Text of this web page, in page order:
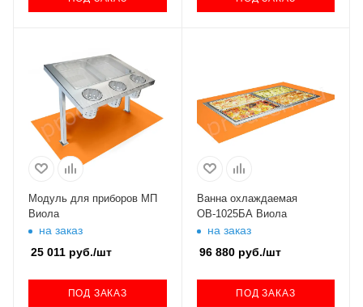
Модуль для приборов МП
Виола
на заказ
25 011 руб./шт
ПОД ЗАКАЗ
Ванна охлаждаемая
ОВ-1025БА Виола
на заказ
96 880руб./шт
ПОД ЗАКАЗ